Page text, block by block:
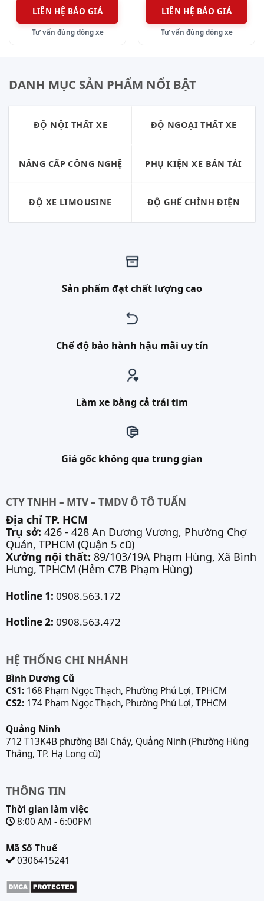
LIÊN HỆ BÁO GIÁ
Tư vấn đúng dòng xe
LIÊN HỆ BÁO GIÁ
Tư vấn đúng dòng xe
DANH MỤC SẢN PHẨM NỔI BẬT
ĐỘ NỘI THẤT XE ĐỘ NGOẠI THẤT XE
NÂNG CẤP CÔNG NGHỆ PHỤ KIỆN XE BÁN TẢI
ĐỘ XE LIMOUSINE ĐỘ GHẾ CHỈNH ĐIỆN
Sản phẩm đạt chất lượng cao
Chế độ bảo hành hậu mãi uy tín
Làm xe bằng cả trái tim
Giá gốc không qua trung gian
CTY TNHH – MTV – TMDV Ô TÔ TUẤN
Địa chỉ TP. HCM
Trụ sở: 426 - 428 An Dương Vương, Phường Chợ
Quán, TPHCM (Quận 5 cũ)
Xưởng nội thất: 89/103/19A Phạm Hùng, Xã Bình
Hưng, TPHCM (Hẻm C7B Phạm Hùng)
Hotline 1: 0908.563.172
Hotline 2: 0908.563.472
HỆ THỐNG CHI NHÁNH
Bình Dương Cũ
CS1:168 Phạm Ngọc Thạch, Phường Phú Lợi, TPHCM
CS2:174 Phạm Ngọc Thạch, Phường Phú Lợi, TPHCM
Quảng Ninh
712 T13K4B phường Bãi Cháy, Quảng Ninh (Phường Hùng
Thắng, TP. Hạ Long cũ)
THÔNG TIN
Thời gian làm việc
8:00 AM - 6:00PM
Mã Số Thuế
0306415241